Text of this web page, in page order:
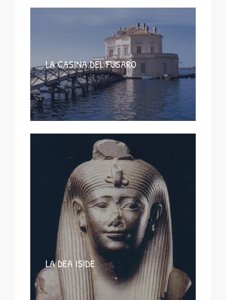
LA CASINA DEL FUSARO
LA DEA ISIDE